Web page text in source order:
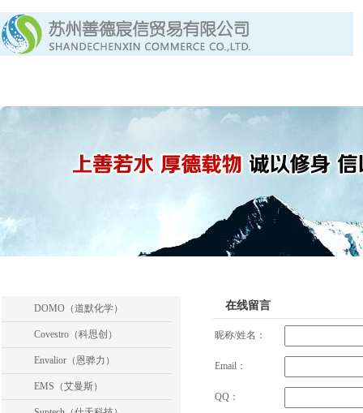
DOMO（道默化学）
Covestro（科思创）
Envalior（恩骅力）
EMS（艾曼斯）
在线留言
昵称/姓名：
Email：
QQ：